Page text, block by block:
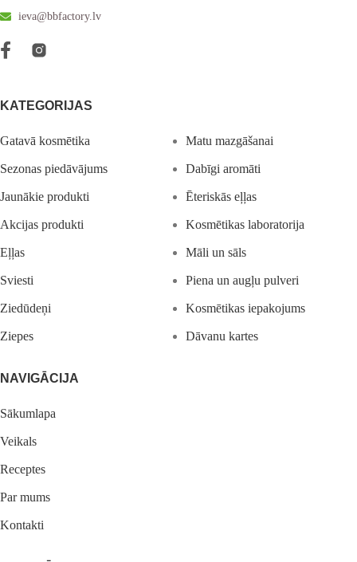
ieva@bbfactory.lv
NAVIGĀCIJA
Sākumlapa
Veikals
Receptes
Par mums
Kontakti
KATEGORIJAS
Gatavā kosmētika
Sezonas piedāvājums
Jaunākie produkti
Akcijas produkti
Eļļas
Sviesti
Ziedūdeņi
Ziepes
Matu mazgāšanai
Dabīgi aromāti
Ēteriskās eļļas
Kosmētikas laboratorija
Māli un sāls
Piena un augļu pulveri
Kosmētikas iepakojums
Dāvanu kartes